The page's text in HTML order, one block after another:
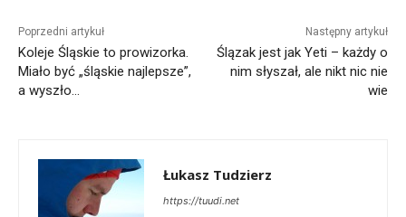
Poprzedni artykuł
Koleje Śląskie to prowizorka.
Miało być „śląskie najlepsze”,
a wyszło…
Następny artykuł
Ślązak jest jak Yeti – każdy o
nim słyszał, ale nikt nic nie
wie
Łukasz Tudzierz
https://tuudi.net